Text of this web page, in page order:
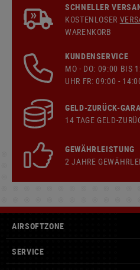
SCHNELLER
KOSTENLOSER
WARENKORB
KUNDENSERVICE
MO - DO: 09:00 BIS
UHR FR: 09:00 -
GELD-ZURÜCK-
14 TAGE GELD-
GEWÄHRLEISTUNG
2 JAHRE
AIRSOFTZONE
SERVICE